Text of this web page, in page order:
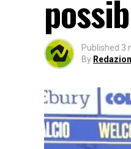
Published 3
By